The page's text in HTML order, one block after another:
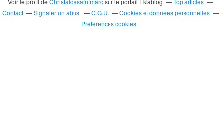
Voir le profil deChristaldesaintmarcsur le portail Eklablog
Top articles
Contact
Signaler un abus C.G.U.
Cookies et données personnelles
Préférences cookies